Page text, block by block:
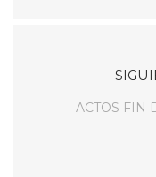
ACTOS FIN